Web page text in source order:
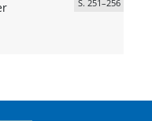
S. 251–256